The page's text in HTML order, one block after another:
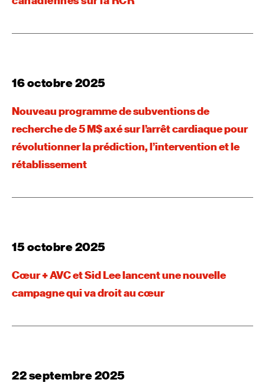
16 octobre 2025
Nouveau programme de subventions de
recherche de 5 M$ axé sur l’arrêt cardiaque pour
révolutionner la prédiction, l’intervention et le
rétablissement
15 octobre 2025
Cœur + AVC et Sid Lee lancent une nouvelle
campagne qui va droit au cœur
22 septembre 2025